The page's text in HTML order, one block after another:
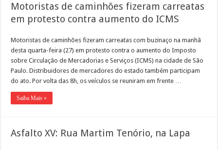
Motoristas de caminhões fizeram carreatas
em protesto contra aumento do ICMS
Motoristas de caminhões fizeram carreatas com buzinaço na manhã
desta quarta-feira (27) em protesto contra o aumento do Imposto
sobre Circulação de Mercadorias e Serviços (ICMS) na cidade de São
Paulo. Distribuidores de mercadores do estado também participam
do ato. Por volta das 8h, os veículos se reuniram em frente …
Saiba Mais »
Asfalto XV: Rua Martim Tenório, na Lapa